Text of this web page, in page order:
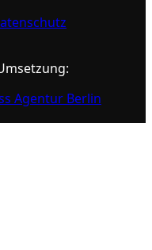
Agentur Berlin